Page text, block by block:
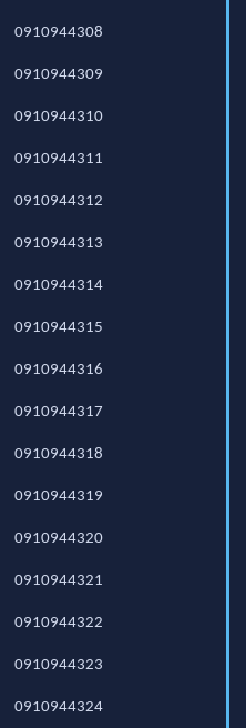
0910944308
0910944309
0910944310
0910944311
0910944312
0910944313
0910944314
0910944315
0910944316
0910944317
0910944318
0910944319
0910944320
0910944321
0910944322
0910944323
0910944324